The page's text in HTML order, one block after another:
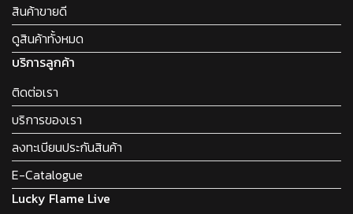
สินค้าขายดี
ดูสินค้าทั้งหมด
บริการลูกค้า
ติดต่อเรา
บริการของเรา
ลงทะเบียนประกันสินค้า
E-Catalogue
Lucky Flame Live